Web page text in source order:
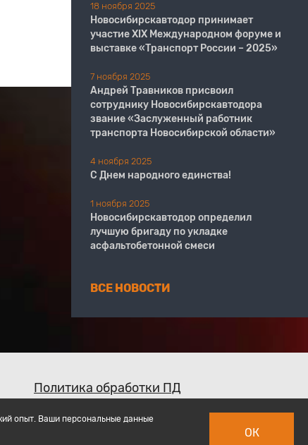
18 ноября 2025
Новосибирскавтодор принимает
участие XIX Международном форуме и
выставке «Транспорт России – 2025»
7 ноября 2025
Андрей Травников присвоил
сотруднику Новосибирскавтодора
звание «Заслуженный работник
транспорта Новосибирской области»
4 ноября 2025
С Днем народного единства!
1 ноября 2025
Новосибирскавтодор определил
лучшую бригаду по укладке
асфальтобетонной смеси
ВСЕ НОВОСТИ
Политика обработки ПД
опыт. Ваши персональные данные
ОК